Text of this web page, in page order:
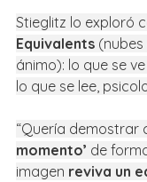
Stieglitz lo exploró
Equivalents
ánimo): lo que se
lo que se lee,
“Quería demostrar
momento’ de
imagen reviva un